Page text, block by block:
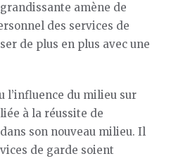
amène de
des services de
de plus en plus avec une
l’influence du milieu sur
à la réussite de
son nouveau milieu. Il
de garde soient